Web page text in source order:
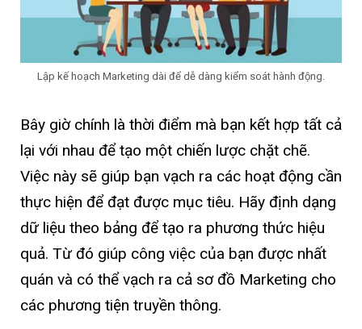
Lập kế hoạch Marketing dài để dễ dàng kiểm soát hành động.
Bây giờ chính là thời điểm mà bạn kết hợp tất cả
lại với nhau để tạo một chiến lược chặt chẽ.
Việc này sẽ giúp bạn vạch ra các hoạt động cần
thực hiện để đạt được mục tiêu. Hãy định dạng
dữ liệu theo bảng để tạo ra phương thức hiệu
quả. Từ đó giúp công việc của bạn được nhất
quán và có thể vạch ra cả sơ đồ Marketing cho
các phương tiện truyền thông.